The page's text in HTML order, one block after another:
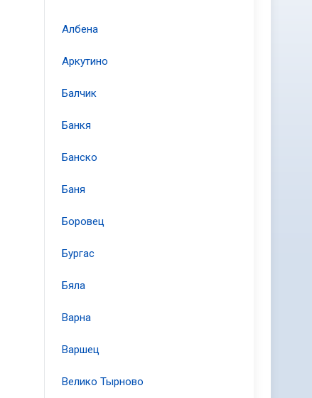
Албена
Аркутино
Балчик
Банкя
Банско
Баня
Боровец
Бургас
Бяла
Варна
Варшец
Велико Тырново